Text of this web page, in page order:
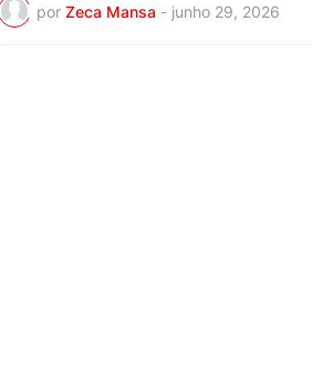
por Zeca Mansa - junho 29, 2026